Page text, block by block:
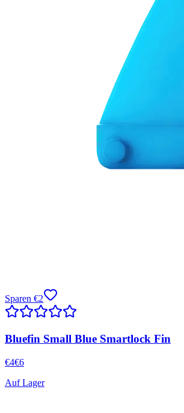
Sparen €2
Bluefin Small Blue Smartlock Fin
€4€6
Auf Lager